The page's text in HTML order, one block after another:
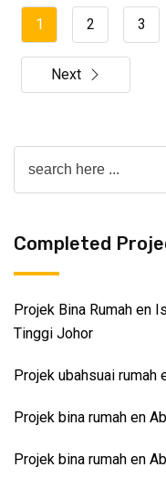
1 2 3
Next
Completed
Projek Bina Rumah en
Tinggi Johor
Projek ubahsuai rumah
Projek bina rumah en
Projek bina rumah en